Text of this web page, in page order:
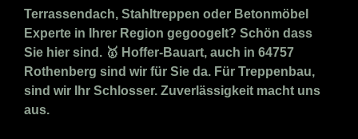
Terrassendach, Stahltreppen oder Betonmöbel
Experte in Ihrer Region gegoogelt? Schön dass
Sie hier sind. 🥇 Hoffer-Bauart, auch in 64757
Rothenberg sind wir für Sie da. Für Treppenbau,
sind wir Ihr Schlosser. Zuverlässigkeit macht uns
aus.